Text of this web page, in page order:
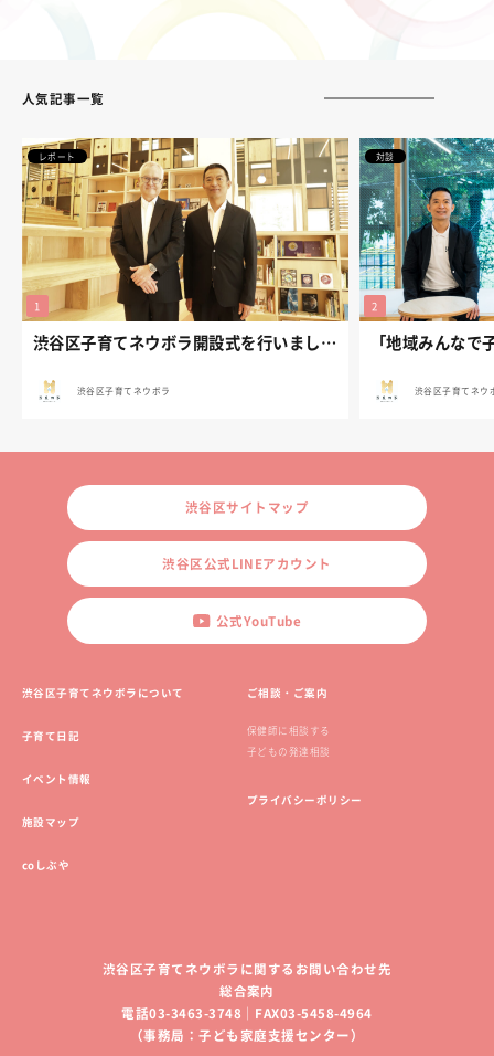
人気記事一覧
レポート
渋谷区子育てネウボラ開設式を行いました。
渋谷区子育てネウボラ
対談
渋谷区子育てネウ
渋谷区サイトマップ
渋谷区公式LINEアカウント
公式YouTube
渋谷区子育てネウボラについて
子育て日記
イベント情報
施設マップ
coしぶや
ご相談・ご案内
保健師に相談する
子どもの発達相談
プライバシーポリシー
渋谷区子育てネウボラに関するお問い合わせ先
総合案内
電話03-3463-3748｜FAX03-5458-4964
（事務局：子ども家庭支援センター）